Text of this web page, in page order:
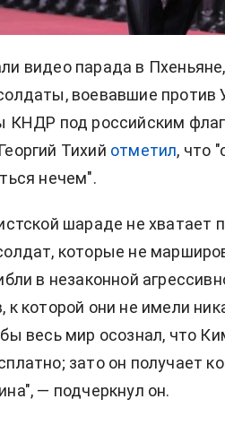
видео парада в
воевавшие
КНДР под российским
Тихий отметил, что
нечем".
шараде не хватает
которые не
в незаконной
к которой они не имели
весь мир осознал, что
зато он получает
— подчеркнул он.